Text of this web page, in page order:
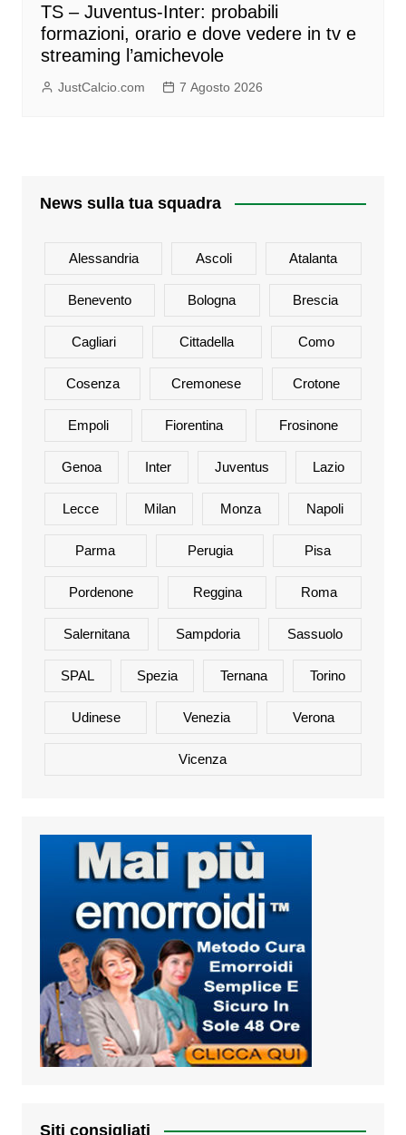
TS – Juventus-Inter: probabili
formazioni, orario e dove vedere in tv e
streaming l’amichevole
JustCalcio.com 7 Agosto 2026
News sulla tua squadra
Alessandria Ascoli Atalanta
Benevento Bologna Brescia
Cagliari Cittadella Como
Cosenza Cremonese Crotone
Empoli Fiorentina Frosinone
Genoa Inter Juventus Lazio
Lecce Milan Monza Napoli
Parma Perugia Pisa
Pordenone Reggina Roma
Salernitana Sampdoria Sassuolo
SPAL Spezia Ternana Torino
Udinese Venezia Verona
Vicenza
Siti consigliati